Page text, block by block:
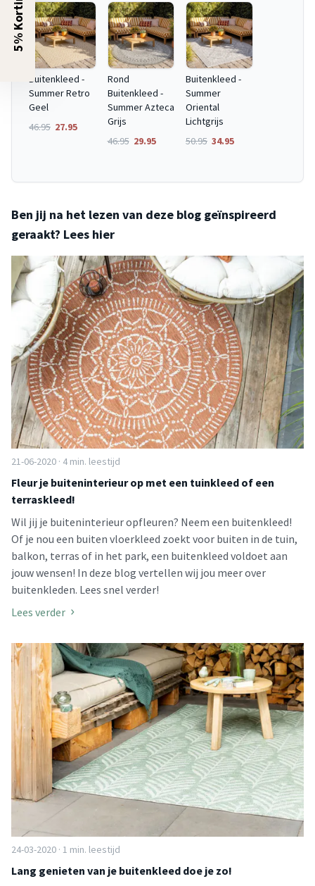
Buitenkleed -
Summer Retro
Geel
46.95 27.95
Rond
Buitenkleed -
Summer Azteca
Grijs
46.95 29.95
Buitenkleed -
Summer
Oriental
Lichtgrijs
50.95 34.95
Ben jij na het lezen van deze blog geïnspireerd
geraakt? Lees hier
21-06-2020 · 4 min. leestijd
Fleur je buiteninterieur op met een tuinkleed of een
terraskleed!
Wil jij je buiteninterieur opfleuren? Neem een buitenkleed!
Of je nou een buiten vloerkleed zoekt voor buiten in de tuin,
balkon, terras of in het park, een buitenkleed voldoet aan
jouw wensen! In deze blog vertellen wij jou meer over
buitenkleden. Lees snel verder!
Lees verder
24-03-2020 · 1 min. leestijd
Lang genieten van je buitenkleed doe je zo!
5% Korting?